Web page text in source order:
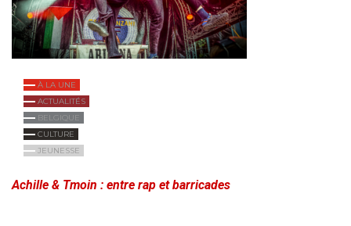
À LA UNE
ACTUALITÉS
BELGIQUE
CULTURE
JEUNESSE
Achille & Tmoin : entre rap et barricades